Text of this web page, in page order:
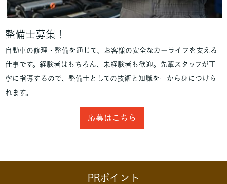
整備士募集！
自動車の修理・整備を通じて、お客様の安全なカーライフを支える
仕事です。経験者はもちろん、未経験者も歓迎。先輩スタッフが丁
寧に指導するので、整備士としての技術と知識を一から身につけら
れます。
応募はこちら
PRポイント